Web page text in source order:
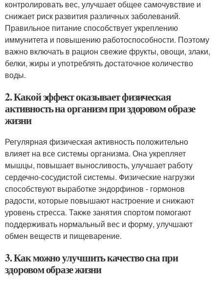
контролировать вес, улучшает общее самочувствие и
снижает риск развития различных заболеваний.
Правильное питание способствует укреплению
иммунитета и повышению работоспособности. Поэтому
важно включать в рацион свежие фрукты, овощи, злаки,
белки, жиры и употреблять достаточное количество
воды.
2. Какой эффект оказывает физическая
активность на организм при здоровом образе
жизни
Регулярная физическая активность положительно
влияет на все системы организма. Она укрепляет
мышцы, повышает выносливость, улучшает работу
сердечно-сосудистой системы. Физические нагрузки
способствуют выработке эндорфинов - гормонов
радости, которые повышают настроение и снижают
уровень стресса. Также занятия спортом помогают
поддерживать нормальный вес и форму, улучшают
обмен веществ и пищеварение.
3. Как можно улучшить качество сна при
здоровом образе жизни